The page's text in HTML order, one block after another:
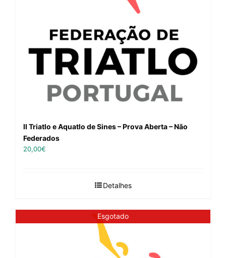
II Triatlo e Aquatlo de Sines – Prova Aberta – Não
Federados
20,00€
Detalhes
Esgotado